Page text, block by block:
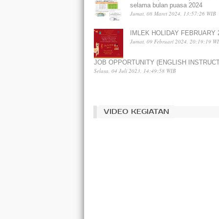
selama bulan puasa 2024
Jumat, 08 Maret 2024, 13:57:26 WIB
IMLEK HOLIDAY FEBRUARY
Jumat, 09 Februari 2024, 20:19:19
JOB OPPORTUNITY (ENGLISH
Selasa, 04 Juli 2023, 14:49:58 WIB
VIDEO KEGIATAN